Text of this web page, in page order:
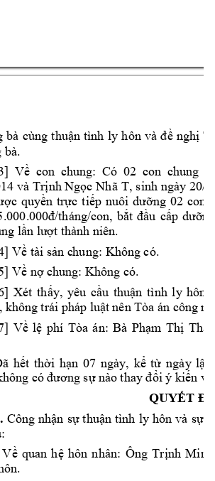
bà cùng thuận tình ly hôn và đề nghị
bà.
Về con  chung: Có 02 con chung
và Trịnh Ngọc Nhã T, sinh ngày 20/
quyền trực tiếp nuôi dưỡng 02 con
.000.000đ/tháng/con, bắt đầu cấp
lần lượt thành niên.
Về tài sản chung: Không có.
Về nợ chung: Không có.
Xét thấy, yêu cầu thuận tình ly hôn
không trái pháp luật nên Tòa án công
Về lệ phí Tòa án: Bà Phạm Thị Thái
hết thời hạn 07 ngày, kể từ ngày lập
có đương sự nào thay đổi ý kiến v
QUYẾT
Công nhận sự thuận tình ly hôn và sự
Về quan hệ hôn nhân: Ông Trịnh